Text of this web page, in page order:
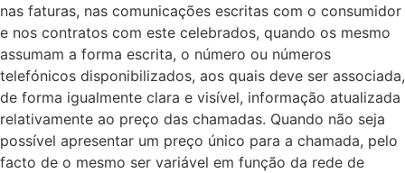
nas faturas, nas comunicações escritas com o consumidor
e nos contratos com este celebrados, quando os mesmo
assumam a forma escrita, o número ou números
telefónicos disponibilizados, aos quais deve ser associada,
de forma igualmente clara e visível, informação atualizada
relativamente ao preço das chamadas. Quando não seja
possível apresentar um preço único para a chamada, pelo
facto de o mesmo ser variável em função da rede de